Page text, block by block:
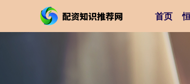
首页